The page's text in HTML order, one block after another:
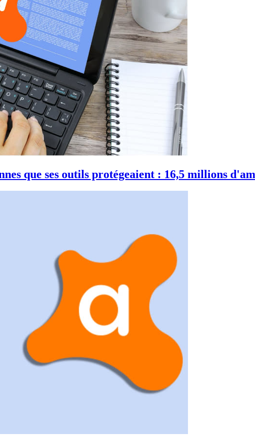
que ses outils protégeaient : 16,5 millions